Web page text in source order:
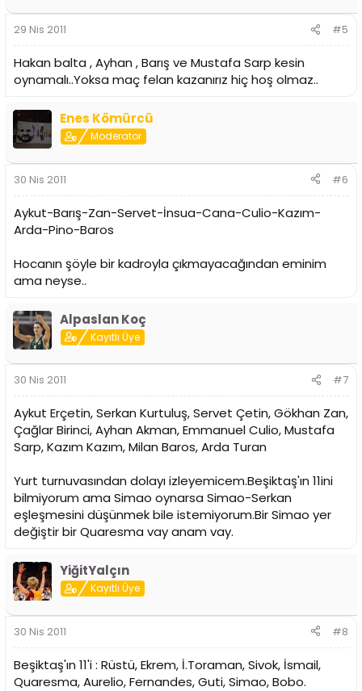
29 Nis 2011 #5
Hakan balta , Ayhan , Barış ve Mustafa Sarp kesin
oynamalı..Yoksa maç felan kazanırız hiç hoş olmaz..
Enes Kömürcü
Moderator
30 Nis 2011 #6
Aykut-Barış-Zan-Servet-İnsua-Cana-Culio-Kazım-
Arda-Pino-Baros
Hocanın şöyle bir kadroyla çıkmayacağından eminim
ama neyse..
Alpaslan Koç
Kayıtlı Üye
30 Nis 2011 #7
Aykut Erçetin, Serkan Kurtuluş, Servet Çetin, Gökhan Zan,
Çağlar Birinci, Ayhan Akman, Emmanuel Culio, Mustafa
Sarp, Kazım Kazım, Milan Baros, Arda Turan
Yurt turnuvasından dolayı izleyemicem.Beşiktaş'ın 11ini
bilmiyorum ama Simao oynarsa Simao-Serkan
eşleşmesini düşünmek bile istemiyorum.Bir Simao yer
değiştir bir Quaresma vay anam vay.
YiğitYalçın
Kayıtlı Üye
30 Nis 2011 #8
Beşiktaş'ın 11'i : Rüstü, Ekrem, İ.Toraman, Sivok, İsmail,
Quaresma, Aurelio, Fernandes, Guti, Simao, Bobo.